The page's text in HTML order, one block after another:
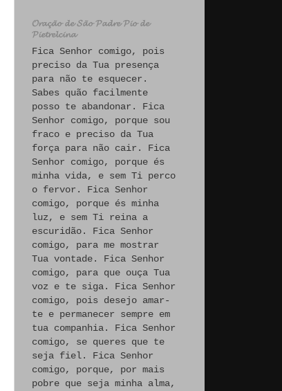
𝓞𝓻𝓪𝓬̧𝓪̃𝓸 𝓭𝓮 𝓢𝓪̃𝓸 𝓟𝓪𝓭𝓻𝓮 𝓟𝓲𝓸 𝓭𝓮
𝓟𝓲𝓮𝓽𝓻𝓮𝓵𝓬𝓲𝓷𝓪
Fica Senhor comigo, pois
preciso da Tua presença
para não te esquecer.
Sabes quão facilmente
posso te abandonar. Fica
Senhor comigo, porque sou
fraco e preciso da Tua
força para não cair. Fica
Senhor comigo, porque és
minha vida, e sem Ti perco
o fervor. Fica Senhor
comigo, porque és minha
luz, e sem Ti reina a
escuridão. Fica Senhor
comigo, para me mostrar
Tua vontade. Fica Senhor
comigo, para que ouça Tua
voz e te siga. Fica Senhor
comigo, pois desejo amar-
te e permanecer sempre em
tua companhia. Fica Senhor
comigo, se queres que te
seja fiel. Fica Senhor
comigo, porque, por mais
pobre que seja minha alma,